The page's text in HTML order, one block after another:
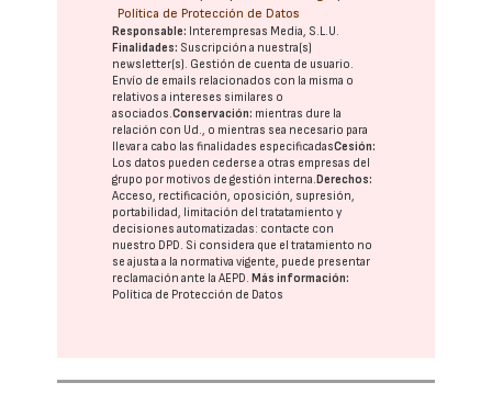
Política de Protección de Datos
Responsable: Interempresas Media, S.L.U.
Finalidades: Suscripción a nuestra(s)
newsletter(s). Gestión de cuenta de usuario.
Envío de emails relacionados con la misma o
relativos a intereses similares o
asociados.Conservación: mientras dure la
relación con Ud., o mientras sea necesario para
llevar a cabo las finalidades especificadasCesión:
Los datos pueden cederse a otras empresas del
grupo por motivos de gestión interna.Derechos:
Acceso, rectificación, oposición, supresión,
portabilidad, limitación del tratatamiento y
decisiones automatizadas: contacte con
nuestro DPD . Si considera que el tratamiento no
se ajusta a la normativa vigente, puede presentar
reclamación ante laAEPD .Más información:
Política de Protección de Datos